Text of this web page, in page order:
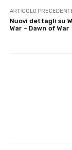
ARTICOLO
Nuovi dettagli su
War – Dawn of War